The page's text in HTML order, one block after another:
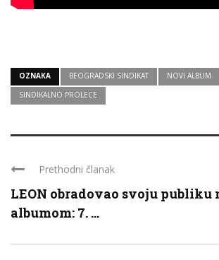
OZNAKA BEOGRADSKI SINDIKAT
NOVI ALBUM
SINDIKALNO PROLECE
Prethodni članak
LEON obradovao svoju publiku
albumom: 7. ...